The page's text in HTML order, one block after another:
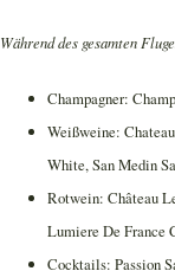
Während des gesamten
Champagner:
Weißweine:
White, San Medin
Rotwein: Château
Lumiere De France
Cocktails: Passion